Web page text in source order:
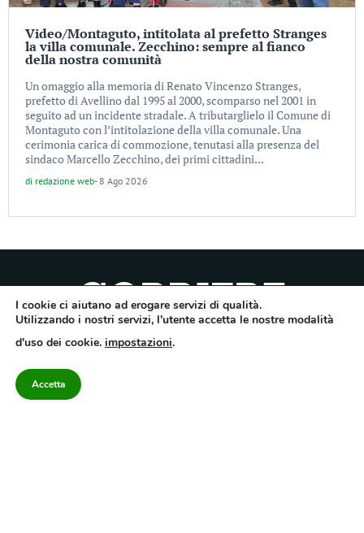
Video/Montaguto, intitolata al prefetto Stranges
la villa comunale. Zecchino: sempre al fianco
della nostra comunità
Un omaggio alla memoria di Renato Vincenzo Stranges,
prefetto di Avellino dal 1995 al 2000, scomparso nel 2001 in
seguito ad un incidente stradale. A tributarglielo il Comune di
Montaguto con l’intitolazione della villa comunale. Una
cerimonia carica di commozione, tenutasi alla presenza del
sindaco Marcello Zecchino, dei primi cittadini...
di redazione web- 8 Ago 2026
10/9/2012. Iscritto nel Registro Operatori di Comunicazione al n.7671
Avellino – Cap.Soc. 20.000 € – REA 187346 – PI/CF. Reg. naz. stampa 10218/99
I cookie ci aiutano ad erogare servizi di qualità.
Utilizzando i nostri servizi, l'utente accetta le nostre modalità
d'uso dei cookie. impostazioni.
Accetta